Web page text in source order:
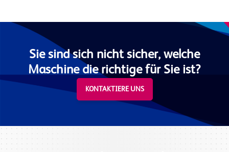
Sie sind sich nicht sicher, welche
Maschine die richtige für Sie ist?
KONTAKTIERE UNS